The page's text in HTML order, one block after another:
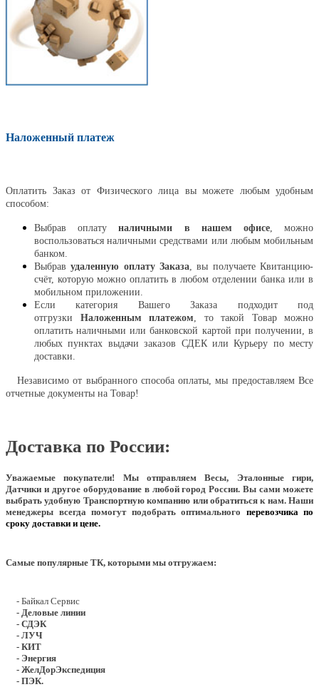
Наложенный платеж
Оплатить Заказ от Физического лица вы можете любым удобным
способом:
Выбрав оплатуналичными в нашем офисе, можно
воспользоваться наличными средствами или любым мобильным
банком.
Выбравудаленную оплату Заказа , вы получаете Квитанцию-
счёт, которую можно оплатить в любом отделении банка или в
мобильном приложении.
Если категория Вашего Заказа подходит под
отгрузки Наложенным платежом , то такой Товар можно
оплатить наличными или банковской картой при получении, в
любых пунктах выдачи заказов СДЕК или Курьеру по месту
доставки.
Независимо от выбранного способа оплаты, мы предоставляем Все
отчетные документы на Товар!
Доставка по России:
Уважаемые покупатели! Мы отправляем Весы, Эталонные гири,
Датчики и другое оборудование в любой город России. Вы сами можете
выбрать удобную Транспортную компанию или обратиться к нам. Наши
менеджеры всегда помогут подобрать оптимального перевозчика по
сроку доставки и цене.
Самые популярные ТК, которыми мы отгружаем:
- Байкал Сервис
- Деловые линии
- СДЭК
- ЛУЧ
- КИТ
- Энергия
- ЖелДорЭкспедиция
- ПЭК.